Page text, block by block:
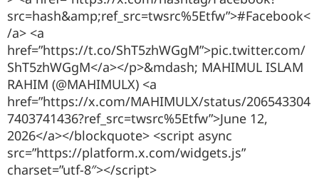
src=hash&amp;ref_src=twsrc%5Etfw”>#Facebook<
/a> <a
href=”https://t.co/ShT5zhWGgM”>pic.twitter.com/
ShT5zhWGgM</a></p>&mdash; MAHIMUL ISLAM
RAHIM (@MAHIMULX) <a
href=”https://x.com/MAHIMULX/status/206543304
7403741436?ref_src=twsrc%5Etfw”>June 12,
2026</a></blockquote> <script async
src=”https://platform.x.com/widgets.js”
charset=”utf-8″></script>